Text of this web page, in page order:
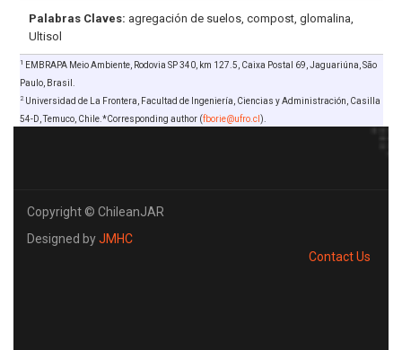
Palabras Claves: agregación de suelos, compost, glomalina,
Ultisol
1 EMBRAPA Meio Ambiente, Rodovia SP 340, km 127.5, Caixa Postal 69, Jaguariúna, São
Paulo, Brasil.
2Universidad de La Frontera, Facultad de Ingeniería, Ciencias y Administración, Casilla
54-D, Temuco, Chile.*Corresponding author (fborie@ufro.cl ).
Copyright © ChileanJAR
Designed byJMHC
Contact Us